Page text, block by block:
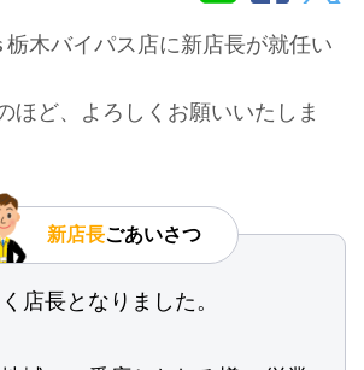
栃木バイパス店に新店長が就任い
ほど、よろしくお願いいたしま
新店長ごあいさつ
店長となりました。